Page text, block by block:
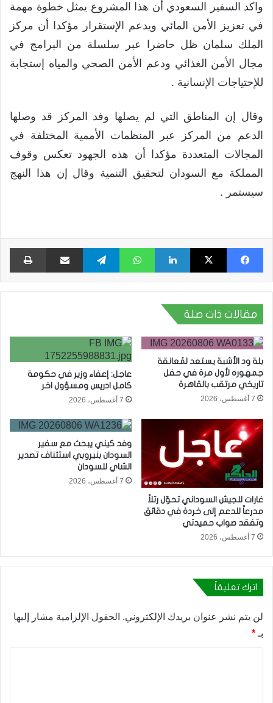
واكد السفير السعودي أن هذا المشروع يمثل خطوة مهمة
في تعزيز الأمن المائي ويدعم الإستقرار مؤكدا أن مركز
الملك سلمان ظل حاضرا عبر سلسلة من البرامج في
مجال الأمن الغذائي ودعم الأمن الصحي والمياه إستجابة
للإحتياجات الإنسانية .
وقال إن المناطق التي لم يصلها وفد المركز قد وصلها
الدعم من المركز عبر المنظمات الأممية المختلفة في
المجالات المتعددة مؤكدا أن هذه الجهود تعكس وقوف
المملكة مع السودان لتحقيق التنمية وقال إن هذا النهج
سيستمر .
فيسبوك X لينكدإن واتساب تيلقرام مشاركة عبر البريد
مقالات ذات صلة
بلة ود الأشبة يستعد لمُعانقة
جمهوره لأول مرة في حفل
تاريخي مرتقب بالقاهرة
7 أغسطس، 2026
عاجل: إعفاء وزير في حكومة
كامل ادريس ومسؤول اخر
7 أغسطس، 2026
غارات للجيش السوداني تحوّل رتلاً
مدرعاً للدعم إلى خردة في دقائق
وتفقد صواب حميدتي
7 أغسطس، 2026
وفد كيني يبحث مع سفير
السودان بنيروبي استئناف تصدير
الشاي للسودان
7 أغسطس، 2026
اترك تعليقاً
لن يتم نشر عنوان بريدك الإلكتروني. الحقول الإلزامية مشار إليها
بـ *